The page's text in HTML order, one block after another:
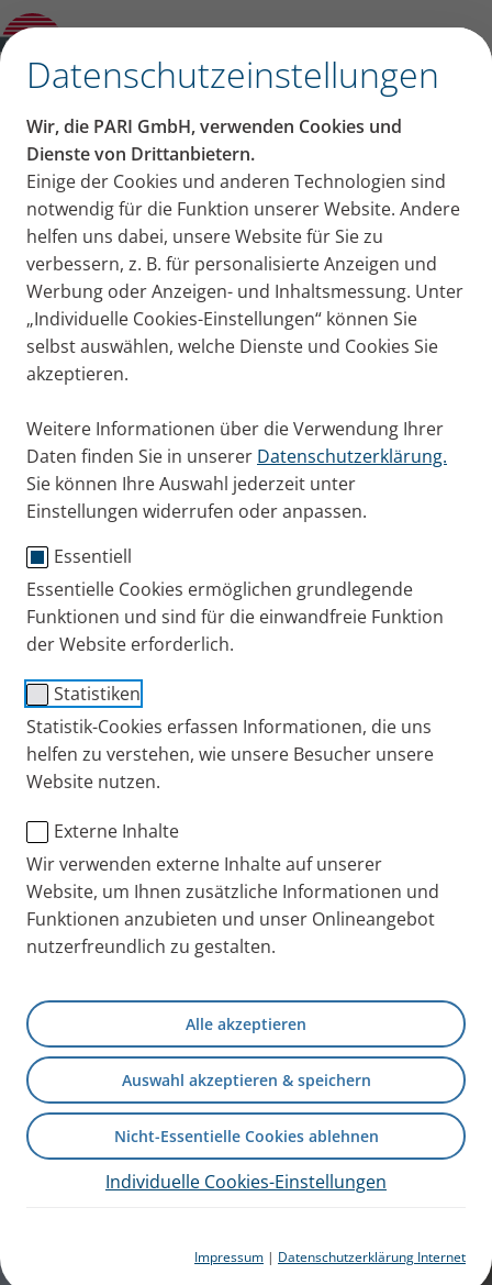
Datenschutzeinstellungen
Wir, die PARI GmbH, verwenden Cookies und
Dienste von Drittanbietern.
Einige der Cookies und anderen Technologien sind
notwendig für die Funktion unserer Website. Andere
helfen uns dabei, unsere Website für Sie zu
verbessern, z. B. für personalisierte Anzeigen und
Werbung oder Anzeigen- und Inhaltsmessung. Unter
„Individuelle Cookies-Einstellungen“ können Sie
selbst auswählen, welche Dienste und Cookies Sie
akzeptieren.
Weitere Informationen über die Verwendung Ihrer
Daten finden Sie in unserer Datenschutzerklärung.
Sie können Ihre Auswahl jederzeit unter
Einstellungen widerrufen oder anpassen.
Essentiell
Essentielle Cookies ermöglichen grundlegende
Funktionen und sind für die einwandfreie Funktion
der Website erforderlich.
Statistiken
Statistik-Cookies erfassen Informationen, die uns
helfen zu verstehen, wie unsere Besucher unsere
Website nutzen.
Externe Inhalte
Wir verwenden externe Inhalte auf unserer
Website, um Ihnen zusätzliche Informationen und
Funktionen anzubieten und unser Onlineangebot
nutzerfreundlich zu gestalten.
Alle akzeptieren
Auswahl akzeptieren & speichern
Nicht-Essentielle Cookies ablehnen
Individuelle Cookies-Einstellungen
Impressum | Datenschutzerklärung Internet
Inhalation bei Kindern
Das PARI Ärzteportal
CME-Webinareder PARI Akademie,
wissenschaftliche News, Studienergebnisse rund um
die Therapie von Atemwegserkrankungen und
PARI Fachzirkel Atemwege – Jetzt anmelden
Erhalten Sie Einladungen zuCME Webinaren der PARI Akademie
Lesen Sie alle 3 Monate Informationen zur Behandlung von
Neuerungen bei PARI Produkten oder zur Erstattung gibt.
Aktuelle Top Themen für
medizinisches Fachpersonal